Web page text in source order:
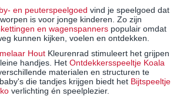
en peuterspeelgoed vind je speelgoed dat
is voor jonge kinderen. Zo zijn
en wagenspanners populair omdat
kunnen kijken, voelen en ontdekken.
HoutKleurenrad stimuleert het grijpen
handjes. Het Ontdekkersspeeltje Koala
materialen en structuren te
die tandjes krijgen biedt het Bijtspeeltje
verlichting én speelplezier.